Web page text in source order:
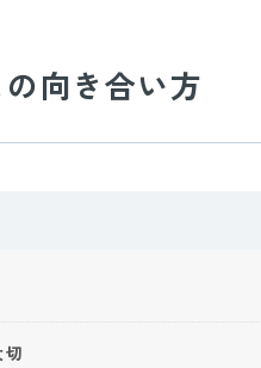
向き合い方